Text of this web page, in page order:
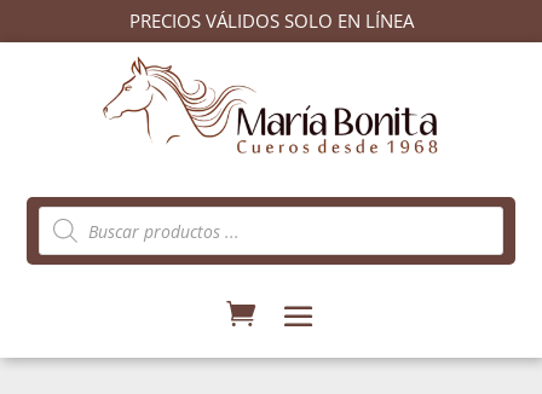
PRECIOS VÁLIDOS SOLO EN LÍNEA
Búsqueda
de
productos